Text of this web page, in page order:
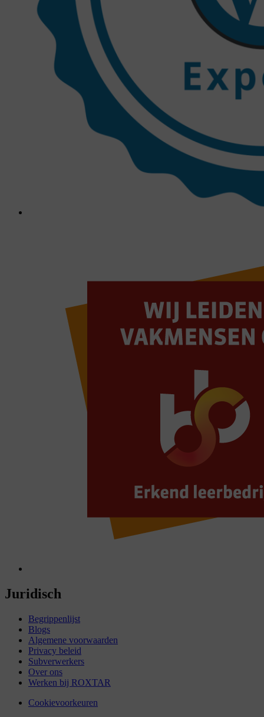
Juridisch
Begrippenlijst
Blogs
Algemene voorwaarden
Privacy beleid
Subverwerkers
Over ons
Werken bij ROXTAR
Cookievoorkeuren